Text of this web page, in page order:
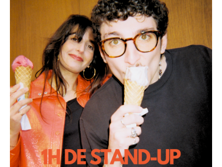
Redcat Bar, 7 Rue du Cerf Volant, 33000 Bordeaux
Arrêt : Place du Palais